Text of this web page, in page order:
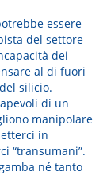
essere
del settore
dei
al di fuori
silicio.
di un
manipolare
in
“transumani”.
né tanto